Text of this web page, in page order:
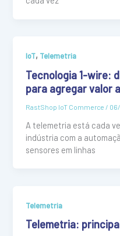
IoT, Telemetria
Tecnologia 1-wire:
para agregar valor
RastShop IoT Commerce /
A telemetria está cada
indústria com a
sensores em linhas
Telemetria
Telemetria: